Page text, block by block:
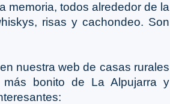
memoria, todos alrededor de la
risas y cachondeo. Son
nuestra web de casas rurales
bonito de La Alpujarra y